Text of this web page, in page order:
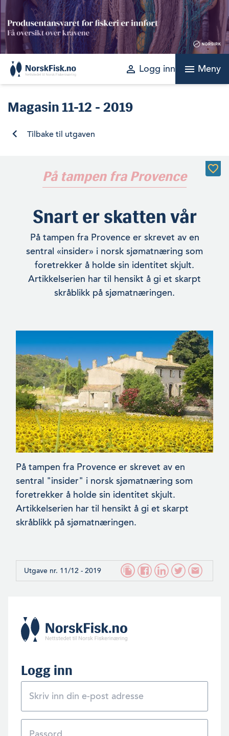
Skip
to
content
perm_identity Logg inn menu Meny
Magasin 11-12 - 2019
Tilbake til utgaven
På tampen fra Provence
Snart er skatten vår
På tampen fra Provence er skrevet av en
sentral «insider» i norsk sjømatnæring som
foretrekker å holde sin identitet skjult.
Artikkelserien har til hensikt å gi et skarpt
skråblikk på sjømatnæringen.
På tampen fra Provence er skrevet av en
sentral "insider" i norsk sjømatnæring som
foretrekker å holde sin identitet skjult.
Artikkelserien har til hensikt å gi et skarpt
skråblikk på sjømatnæringen.
Utgave nr. 11/12 - 2019
Logg inn